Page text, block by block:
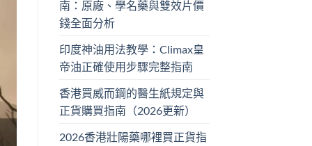
南：原廠、學名藥與雙效片價
錢全面分析
印度神油用法教學：Climax皇
帝油正確使用步驟完整指南
香港買威而鋼的醫生紙規定與
正貨購買指南（2026更新）
2026香港壯陽藥哪裡買正貨指